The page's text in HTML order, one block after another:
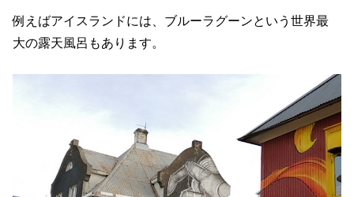
例えばアイスランドには、ブルーラグーンという世界最
大の露天風呂もあります。